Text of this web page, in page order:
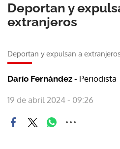
Deportan y
extranjeros
Deportan y expulsan a
Darío Fernández - Periodista
19 de abril 2024 - 09:26